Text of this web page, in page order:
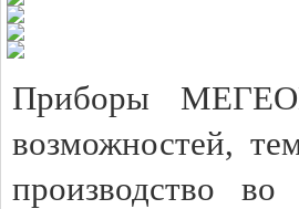
Приборы
возможностей,
производство